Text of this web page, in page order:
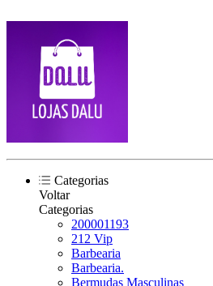
Categorias
Voltar
Categorias
200001193
212 Vip
Barbearia
Barbearia.
Bermudas Masculinas